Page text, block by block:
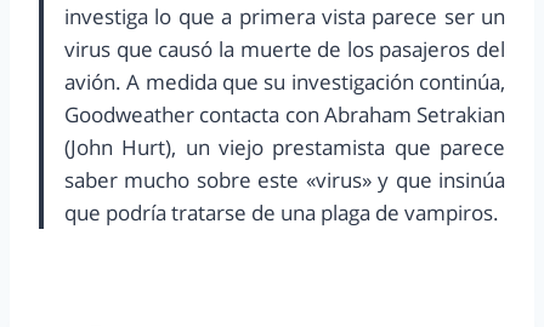
investiga lo que a primera vista parece ser un
virus que causó la muerte de los pasajeros del
avión. A medida que su investigación continúa,
Goodweather contacta con Abraham Setrakian
(John Hurt), un viejo prestamista que parece
saber mucho sobre este «virus» y que insinúa
que podría tratarse de una plaga de vampiros.